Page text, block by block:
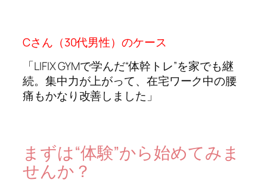
Cさん（30代男性）のケース
「LIFIX GYMで学んだ“体幹トレ”を家でも継
続。集中力が上がって、在宅ワーク中の腰
痛もかなり改善しました」
まずは“体験”から始めてみま
せんか？